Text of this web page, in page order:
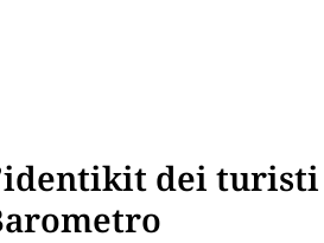
dei turisti